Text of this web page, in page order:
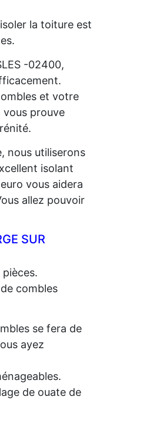
la toiture est
-02400,
et votre
vous prouve
nous utiliserons
isolant
vous aidera
allez pouvoir
SUR
combles
se fera de
ayez
de ouate de